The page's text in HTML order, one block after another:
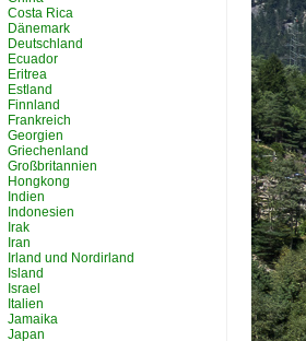
Costa Rica
Dänemark
Deutschland
Ecuador
Eritrea
Estland
Finnland
Frankreich
Georgien
Griechenland
Großbritannien
Hongkong
Indien
Indonesien
Irak
Iran
Irland und Nordirland
Island
Israel
Italien
Jamaika
Japan